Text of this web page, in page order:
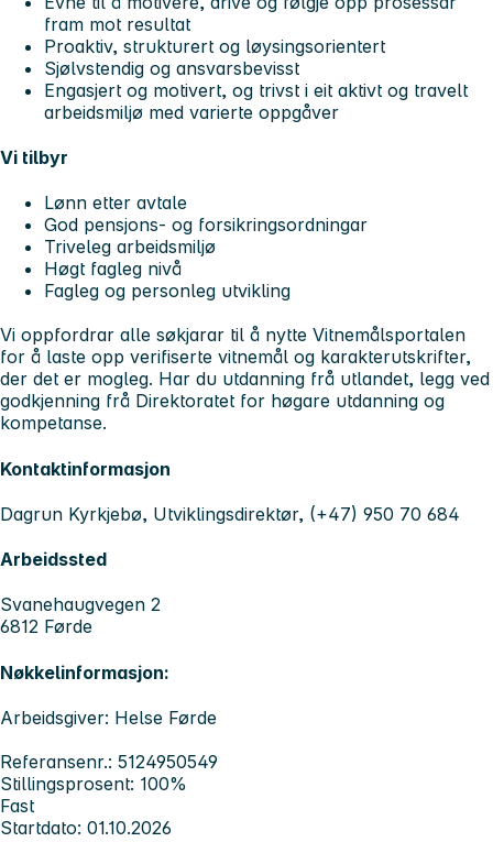
fram mot resultat
Proaktiv, strukturert og løysingsorientert
Sjølvstendig og ansvarsbevisst
Engasjert og motivert, og trivst i eit aktivt og travelt
arbeidsmiljø med varierte oppgåver
Vi tilbyr
Lønn etter avtale
God pensjons- og forsikringsordningar
Triveleg arbeidsmiljø
Høgt fagleg nivå
Fagleg og personleg utvikling
Vi oppfordrar alle søkjarar til å nytte Vitnemålsportalen
for å laste opp verifiserte vitnemål og karakterutskrifter,
der det er mogleg. Har du utdanning frå utlandet, legg ved
godkjenning frå Direktoratet for høgare utdanning og
kompetanse.
Kontaktinformasjon
Dagrun Kyrkjebø, Utviklingsdirektør, (+47) 950 70 684
Arbeidssted
Svanehaugvegen 2
6812 Førde
Nøkkelinformasjon:
Arbeidsgiver: Helse Førde
Referansenr.: 5124950549
Stillingsprosent: 100%
Fast
Startdato: 01.10.2026